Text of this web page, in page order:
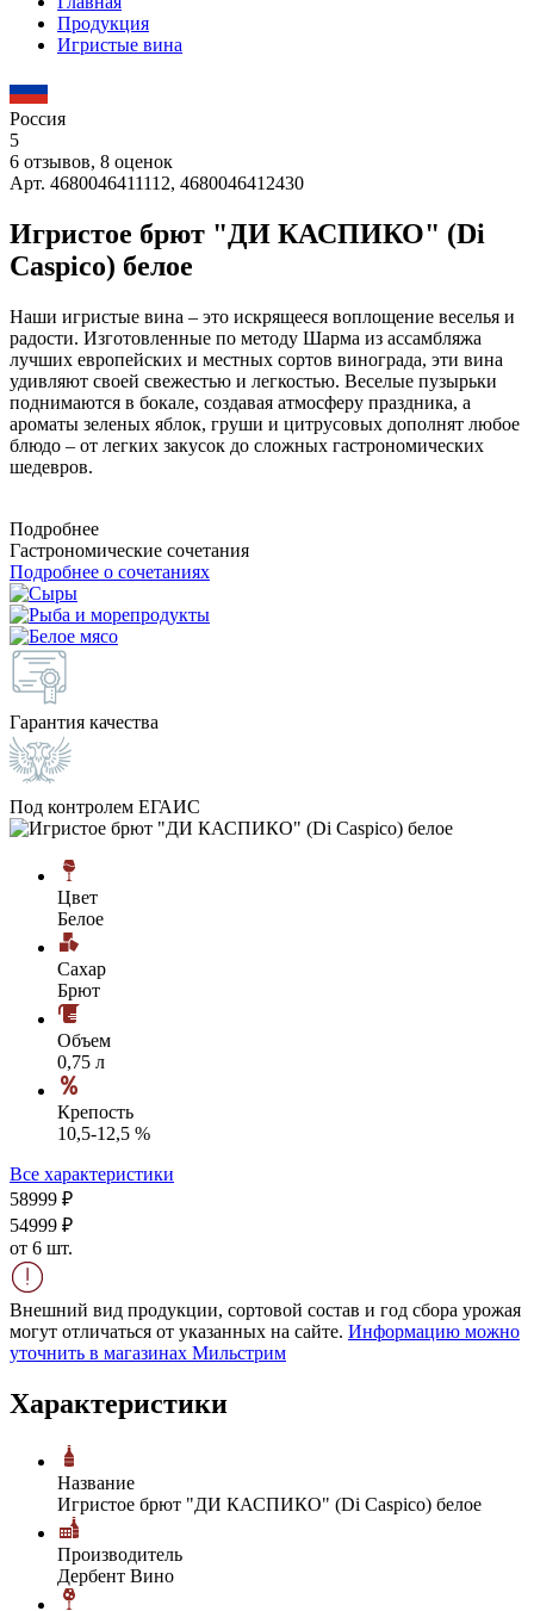
Продукция
Игристые вина
Россия
5
6 отзывов, 8 оценок
Арт. 4680046411112, 4680046412430
Игристое брют "ДИ КАСПИКО" (Di
Caspico) белое
Наши игристые вина – это искрящееся воплощение веселья и
радости. Изготовленные по методу Шарма из ассамбляжа
лучших европейских и местных сортов винограда, эти вина
удивляют своей свежестью и легкостью. Веселые пузырьки
поднимаются в бокале, создавая атмосферу праздника, а
ароматы зеленых яблок, груши и цитрусовых дополнят любое
блюдо – от легких закусок до сложных гастрономических
шедевров.
Подробнее
Гастрономические сочетания
Подробнее о сочетаниях
Гарантия качества
Под контролем ЕГАИС
Цвет
Белое
Сахар
Брют
Объем
0,75 л
Крепость
10,5-12,5 %
Все характеристики
58999 ₽
54999 ₽
от 6 шт.
Внешний вид продукции, сортовой состав и год сбора урожая
могут отличаться от указанных на сайте. Информацию можно
уточнить в магазинах Мильстрим
Характеристики
Название
Игристое брют "ДИ КАСПИКО" (Di Caspico) белое
Производитель
Дербент Вино